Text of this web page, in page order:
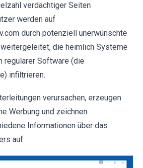
verdächtiger Seiten
werden auf
durch potenziell unerwünschte
die heimlich Systeme
regulärer Software (die
infiltrieren.
verursachen, erzeugen
Werbung und zeichnen
Informationen über das
auf.